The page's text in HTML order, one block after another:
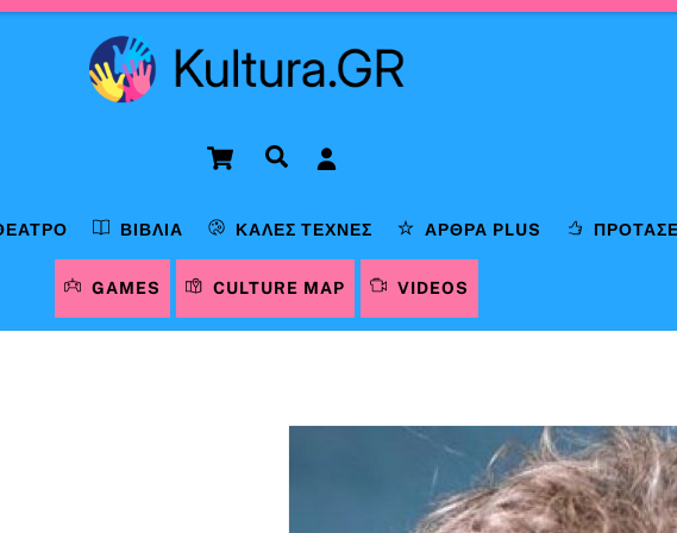
Cart Αναζήτηση
ΒΙΒΛΊΑ ΚΑΛΈΣ ΤΈΧΝΕΣ ΆΡΘΡΑ PLUS
GAMES CULTURE MAP VIDEOS